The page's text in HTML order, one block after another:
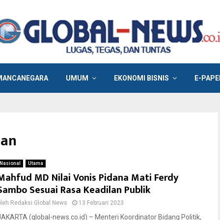
UMUM EKONOMI BISNIS E-
Nasional Utama
MD Nilai Vonis Pidana Mati Ferdy
Sesuai Rasa Keadilan Publik
Redaksi Global News 13 Februari 2023
(global-news.co.id) – Menteri Koordinator Bidang Politik,